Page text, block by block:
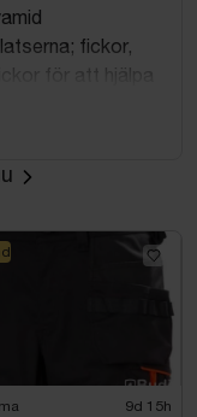
fickor,
för att hjälpa
mobilficka,
på insidan.
vilket
9d 15h